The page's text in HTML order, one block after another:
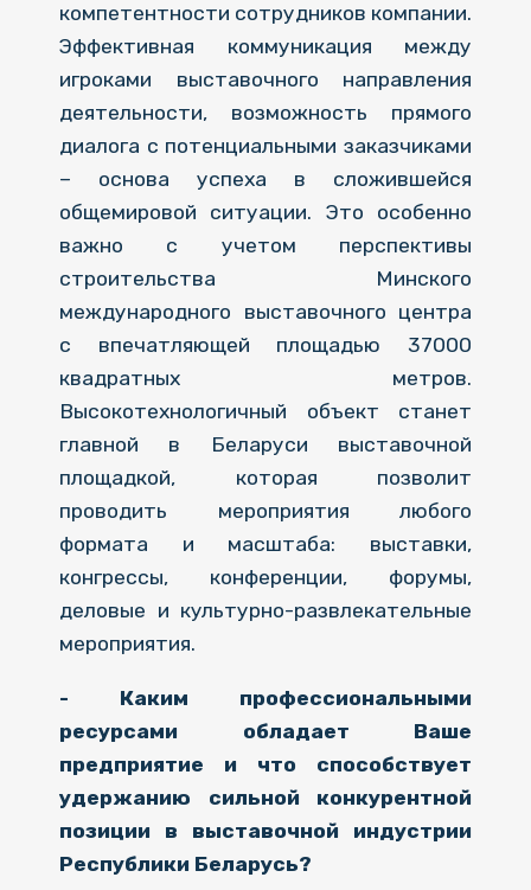
компетентности сотрудников компании.
Эффективная коммуникация между
игроками выставочного направления
деятельности, возможность прямого
диалога с потенциальными заказчиками
– основа успеха в сложившейся
общемировой ситуации. Это особенно
важно с учетом перспективы
строительства Минского
международного выставочного центра
с впечатляющей площадью 37000
квадратных метров.
Высокотехнологичный объект станет
главной в Беларуси выставочной
площадкой, которая позволит
проводить мероприятия любого
формата и масштаба: выставки,
конгрессы, конференции, форумы,
деловые и культурно-развлекательные
мероприятия.
- Каким профессиональными
ресурсами обладает Ваше
предприятие и что способствует
удержанию сильной конкурентной
позиции в выставочной индустрии
Республики Беларусь?